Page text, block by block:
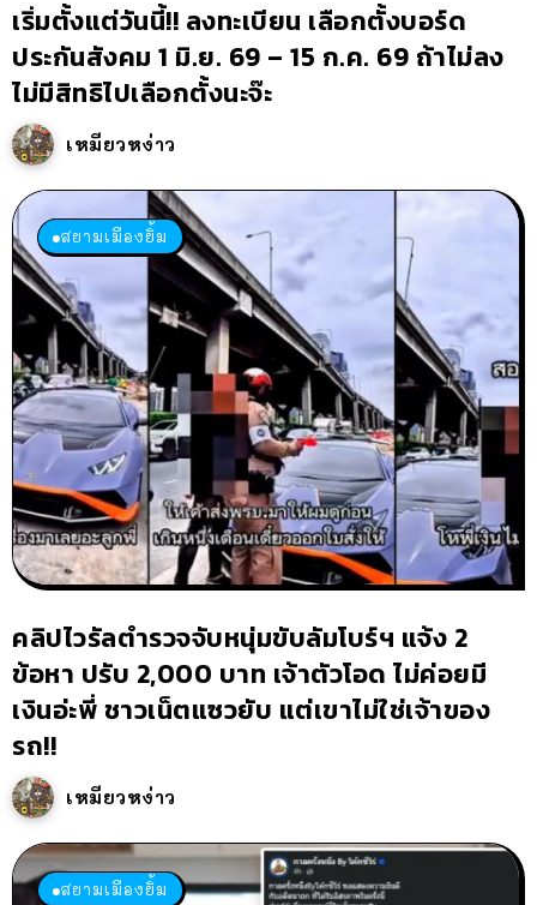
เริ่มตั้งแต่วันนี้!! ลงทะเบียน เลือกตั้งบอร์ด
ประกันสังคม 1 มิ.ย. 69 – 15 ก.ค. 69 ถ้าไม่ลง
ไม่มีสิทธิไปเลือกตั้งนะจ๊ะ
เหมียวหง่าว
สยามเมืองยิ้ม
คลิปไวรัลตำรวจจับหนุ่มขับลัมโบร์ฯ แจ้ง 2
ข้อหา ปรับ 2,000 บาท เจ้าตัวโอด ไม่ค่อยมี
เงินอ่ะพี่ ชาวเน็ตแซวยับ แต่เขาไม่ใช่เจ้าของ
รถ!!
เหมียวหง่าว
สยามเมืองยิ้ม